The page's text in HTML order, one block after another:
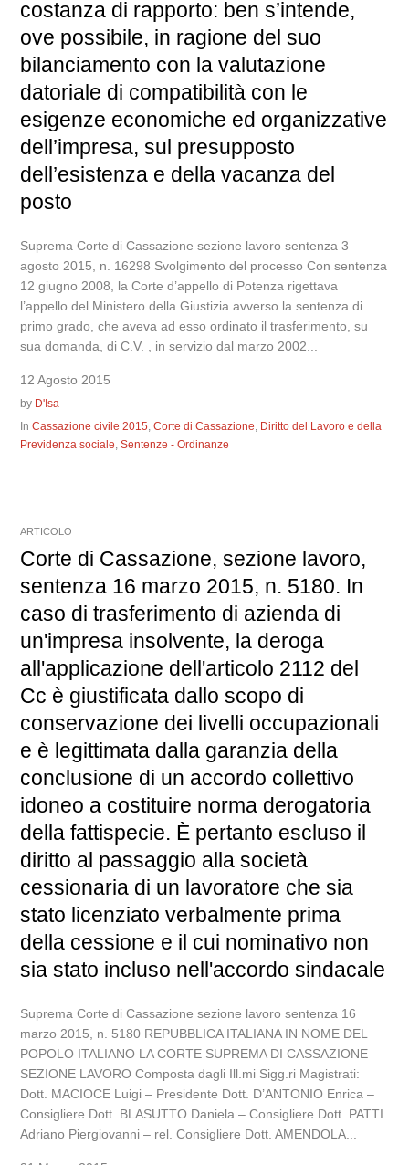
costanza di rapporto: ben s’intende,
ove possibile, in ragione del suo
bilanciamento con la valutazione
datoriale di compatibilità con le
esigenze economiche ed organizzative
dell’impresa, sul presupposto
dell’esistenza e della vacanza del
posto
Suprema Corte di Cassazione sezione lavoro sentenza 3
agosto 2015, n. 16298 Svolgimento del processo Con sentenza
12 giugno 2008, la Corte d’appello di Potenza rigettava
l’appello del Ministero della Giustizia avverso la sentenza di
primo grado, che aveva ad esso ordinato il trasferimento, su
sua domanda, di C.V. , in servizio dal marzo 2002...
12 Agosto 2015
by D'Isa
InCassazione civile 2015,Corte di Cassazione, Diritto del Lavoro e della
Previdenza sociale,Sentenze - Ordinanze
ARTICOLO
Corte di Cassazione, sezione lavoro,
sentenza 16 marzo 2015, n. 5180. In
caso di trasferimento di azienda di
un'impresa insolvente, la deroga
all'applicazione dell'articolo 2112 del
Cc è giustificata dallo scopo di
conservazione dei livelli occupazionali
e è legittimata dalla garanzia della
conclusione di un accordo collettivo
idoneo a costituire norma derogatoria
della fattispecie. È pertanto escluso il
diritto al passaggio alla società
cessionaria di un lavoratore che sia
stato licenziato verbalmente prima
della cessione e il cui nominativo non
sia stato incluso nell'accordo sindacale
Suprema Corte di Cassazione sezione lavoro sentenza 16
marzo 2015, n. 5180 REPUBBLICA ITALIANA IN NOME DEL
POPOLO ITALIANO LA CORTE SUPREMA DI CASSAZIONE
SEZIONE LAVORO Composta dagli Ill.mi Sigg.ri Magistrati:
Dott. MACIOCE Luigi – Presidente Dott. D’ANTONIO Enrica –
Consigliere Dott. BLASUTTO Daniela – Consigliere Dott. PATTI
Adriano Piergiovanni – rel. Consigliere Dott. AMENDOLA...